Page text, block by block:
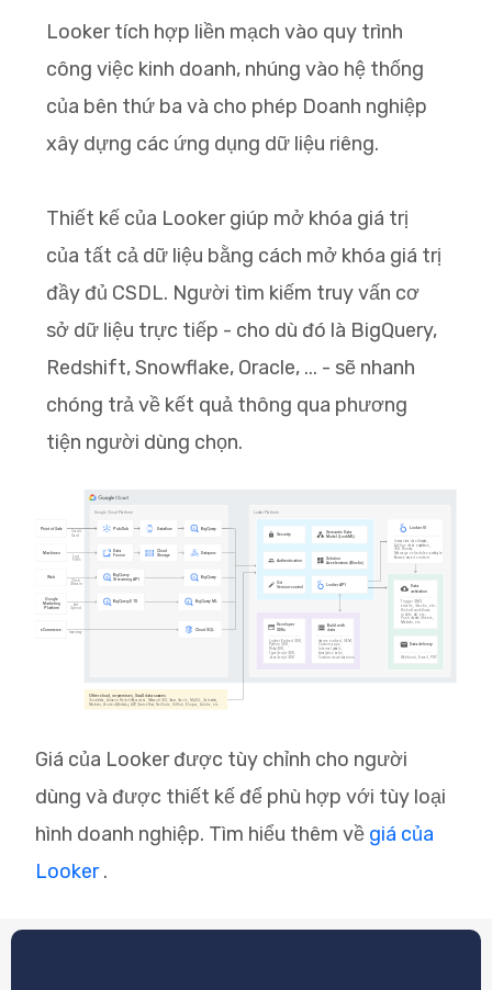
Looker tích hợp liền mạch vào quy trình
công việc kinh doanh, nhúng vào hệ thống
của bên thứ ba và cho phép Doanh nghiệp
xây dựng các ứng dụng dữ liệu riêng.
Thiết kế của Looker giúp mở khóa giá trị
của tất cả dữ liệu bằng cách mở khóa giá trị
đầy đủ CSDL. Người tìm kiếm truy vấn cơ
sở dữ liệu trực tiếp - cho dù đó là BigQuery,
Redshift, Snowflake, Oracle, ... - sẽ nhanh
chóng trả về kết quả thông qua phương
tiện người dùng chọn.
Giá của Looker được tùy chỉnh cho người
dùng và được thiết kế để phù hợp với tùy loại
hình doanh nghiệp. Tìm hiểu thêm về giá của
Looker.